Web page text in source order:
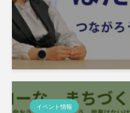
イベント情報